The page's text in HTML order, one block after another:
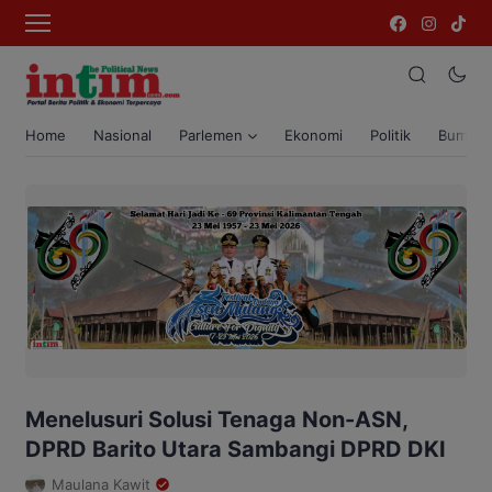
Home Nasional Parlemen Ekonomi Politik Bumi
Menelusuri Solusi Tenaga Non-ASN,
DPRD Barito Utara Sambangi DPRD DKI
Maulana Kawit